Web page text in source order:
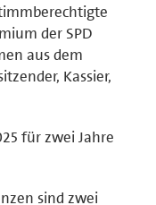
der SPD
aus dem
Kassier,
für zwei Jahre
sind zwei